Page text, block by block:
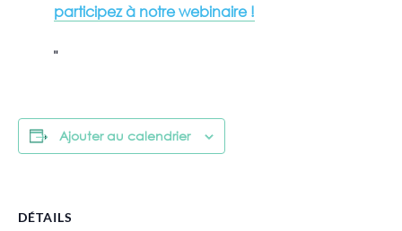
participez à notre webinaire !
Ajouter au calendrier
DÉTAILS